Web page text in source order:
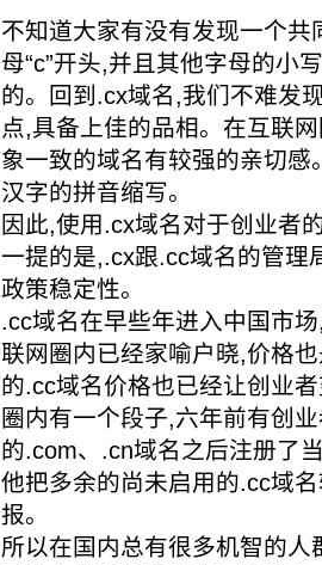
不知道大家有没有发现一个
母“c”开头,并且其他字母的小
的。回到.cx域名,我们不难发
点,具备上佳的品相。在互联
象一致的域名有较强的亲切感
汉字的拼音缩写。
因此,使用.cx域名对于创业者
一提的是,.cx跟.cc域名的管理
政策稳定性。
.cc域名在早些年进入中国市
联网圈内已经家喻户晓,价格
的.cc域名价格也已经让创业
圈内有一个段子,六年前有创
的.com、.cn域名之后注册了
他把多余的尚未启用的.cc域
报。
所以在国内总有很多机智的